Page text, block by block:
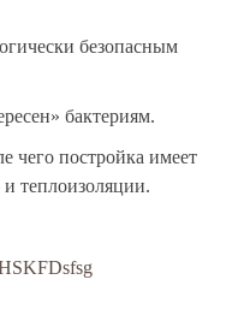
безопасным
бактериям.
чего постройка имеет
теплоизоляции.